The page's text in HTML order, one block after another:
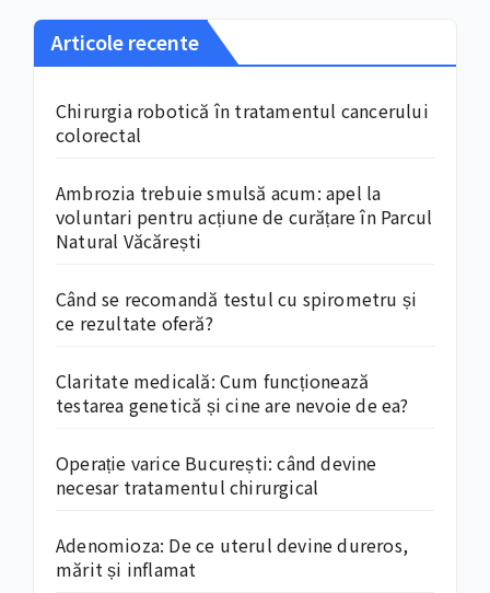
Articole recente
Chirurgia robotică în tratamentul cancerului
colorectal
Ambrozia trebuie smulsă acum: apel la
voluntari pentru acțiune de curățare în Parcul
Natural Văcărești
Când se recomandă testul cu spirometru și
ce rezultate oferă?
Claritate medicală: Cum funcționează
testarea genetică și cine are nevoie de ea?
Operație varice București: când devine
necesar tratamentul chirurgical
Adenomioza: De ce uterul devine dureros,
mărit și inflamat